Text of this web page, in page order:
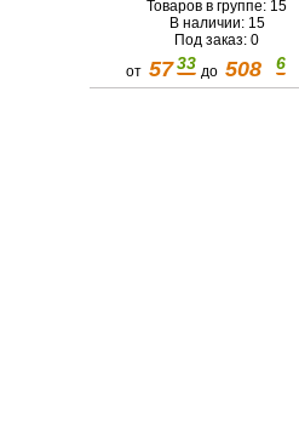
Товаров в группе: 15
В наличии: 15
Под заказ: 0
от 57 33до508 6